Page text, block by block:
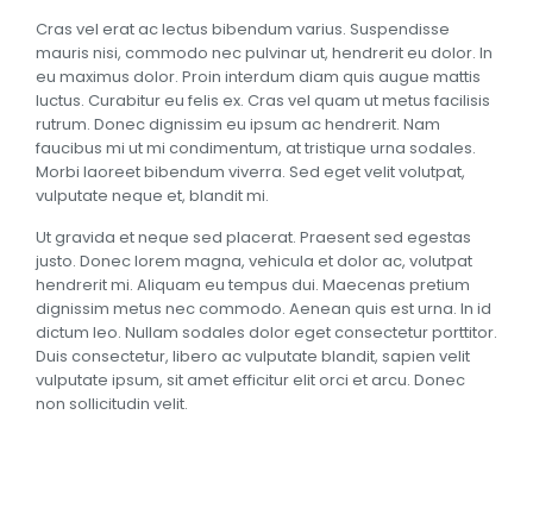
Cras vel erat ac lectus bibendum varius. Suspendisse
mauris nisi, commodo nec pulvinar ut, hendrerit eu dolor. In
eu maximus dolor. Proin interdum diam quis augue mattis
luctus. Curabitur eu felis ex. Cras vel quam ut metus facilisis
rutrum. Donec dignissim eu ipsum ac hendrerit. Nam
faucibus mi ut mi condimentum, at tristique urna sodales.
Morbi laoreet bibendum viverra. Sed eget velit volutpat,
vulputate neque et, blandit mi.
Ut gravida et neque sed placerat. Praesent sed egestas
justo. Donec lorem magna, vehicula et dolor ac, volutpat
hendrerit mi. Aliquam eu tempus dui. Maecenas pretium
dignissim metus nec commodo. Aenean quis est urna. In id
dictum leo. Nullam sodales dolor eget consectetur porttitor.
Duis consectetur, libero ac vulputate blandit, sapien velit
vulputate ipsum, sit amet efficitur elit orci et arcu. Donec
non sollicitudin velit.